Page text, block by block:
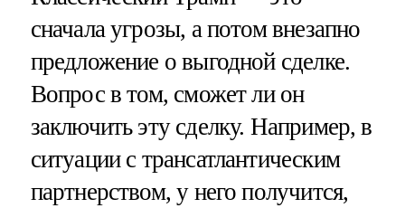
сначала угрозы, а потом внезапно
предложение о выгодной сделке.
Вопрос в том, сможет ли он
заключить эту сделку. Например, в
ситуации с трансатлантическим
партнерством, у него получится,